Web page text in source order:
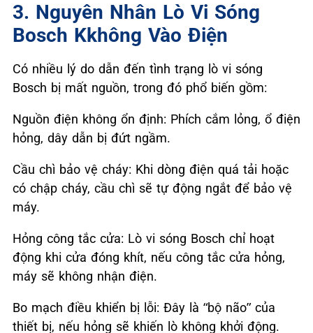
3. Nguyên Nhân Lò Vi Sóng
Bosch Kkhông Vào Điện
Có nhiều lý do dẫn đến tình trạng lò vi sóng
Bosch bị mất nguồn, trong đó phổ biến gồm:
Nguồn điện không ổn định: Phích cắm lỏng, ổ điện
hỏng, dây dẫn bị đứt ngầm.
Cầu chì bảo vệ cháy: Khi dòng điện quá tải hoặc
có chập cháy, cầu chì sẽ tự động ngắt để bảo vệ
máy.
Hỏng công tắc cửa: Lò vi sóng Bosch chỉ hoạt
động khi cửa đóng khít, nếu công tắc cửa hỏng,
máy sẽ không nhận điện.
Bo mạch điều khiển bị lỗi: Đây là “bộ não” của
thiết bị, nếu hỏng sẽ khiến lò không khởi động.